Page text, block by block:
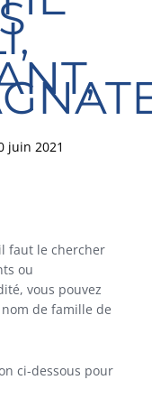
juin 2021
faut le chercher
ou
vous pouvez
de famille de
ci-dessous pour